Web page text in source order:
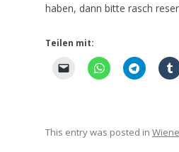
haben, dann bitte rasch
Teilen mit:
This entry was posted in